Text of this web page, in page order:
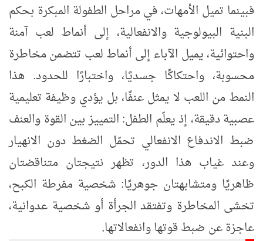
فبينما تميل الأمهات، في مراحل الطفولة المبكرة بحكم
البنية البيولوجية والانفعالية، إلى أنماط لعب آمنة
واحتوائية، يميل الآباء إلى أنماط لعب تتضمن مخاطرة
محسوبة، واحتكاكًا جسديًا، واختبارًا للحدود. هذا
النمط من اللعب لا يمثل عنفًا، بل يؤدي وظيفة تعليمية
عصبية دقيقة، إذ يعلّم الطفل: التمييز بين القوة والعنف
ضبط الاندفاع الانفعالي تحمّل الضغط دون الانهيار
وعند غياب هذا الدور، تظهر نتيجتان متناقضتان
ظاهريًا ومتشابهتان جوهريًا: شخصية مفرطة الكبح،
تخشى المخاطرة وتفتقد الجرأة أو شخصية عدوانية،
عاجزة عن ضبط قوتها وانفعالاتها,